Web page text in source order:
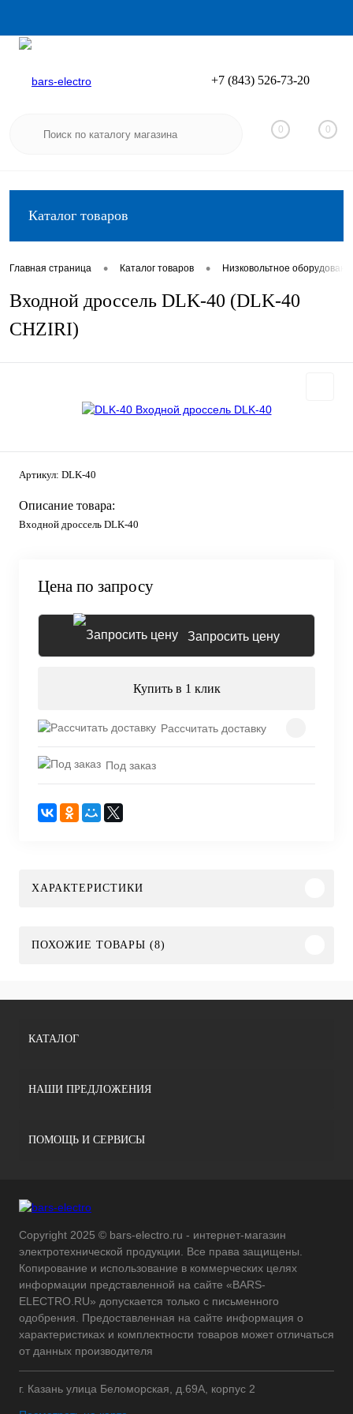
Вход
+7 (843) 526-73-20
0 0
Каталог товаров
Главная страница • Каталог товаров • Низковольтное
Входной дроссель DLK-40 (DLK-40
CHZIRI)
Артикул: DLK-40
Описание товара:
Входной дроссель DLK-40
Цена по запросу
Запросить цену
Купить в 1 клик
Рассчитать доставку
Под заказ
ХАРАКТЕРИСТИКИ
ПОХОЖИЕ ТОВАРЫ (8)
КАТАЛОГ
НАШИ ПРЕДЛОЖЕНИЯ
ПОМОЩЬ И СЕРВИСЫ
Copyright 2025 © bars-electro.ru - интернет-магазин
электротехнической продукции. Все права защищены.
Копирование и использование в коммерческих целях
информации представленной на сайте «BARS-
ELECTRO.RU» допускается только с письменного
одобрения. Предоставленная на сайте информация о
характеристиках и комплектности товаров может отличаться
от данных производителя
г. Казань улица Беломорская, д.69А, корпус 2